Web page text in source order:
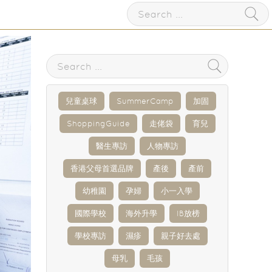
兒童桌球 SummerCamp 加固
ShoppingGuide 走佬袋 育兒
醫生專訪 人物專訪
香港父母首選品牌 產後 產前
幼稚園 孕婦 小一入學
國際學校 海外升學 IB放榜
學校專訪 濕疹 親子好去處
母乳 毛孩